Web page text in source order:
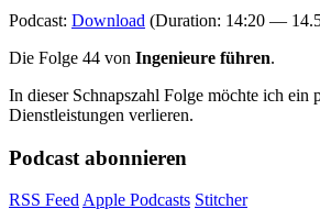
Podcast: Download (Duration: 14:20 —
Die Folge 44 von Ingenieure führen.
In dieser Schnapszahl Folge möchte ich ein
Dienstleistungen verlieren.
Podcast abonnieren
RSS Feed Apple Podcasts Stitcher